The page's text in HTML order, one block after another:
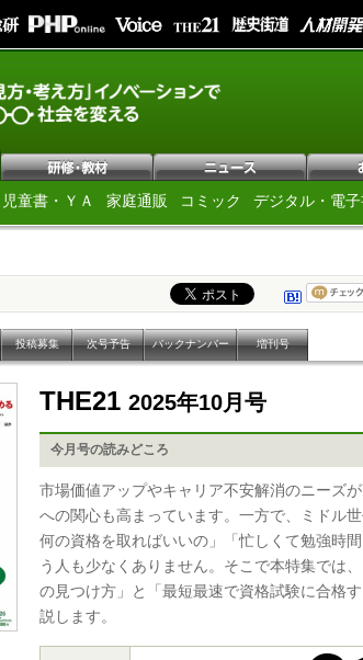
児童書・ＹＡ 家庭通販 コミック デジタル・電
投稿募集 次号予告 バックナンバー 増刊号
THE21 2025年10月号
今月号の読みどころ
市場価値アップやキャリア不安解消のニーズ
への関心も高まっています。一方で、ミドル
何の資格を取ればいいの」「忙しくて勉強時
う人も少なくありません。そこで本特集では
の見つけ方」と「最短最速で資格試験に合格
説します。